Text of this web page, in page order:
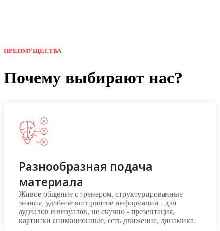
ПРЕИМУЩЕСТВА
Почему выбирают нас?
Разнообразная подача
материала
Живое общение с тренером, структурированные
знания, удобное восприятие информации - для
аудиалов и визуалов, не скучно - презентация,
картинки анимационные, есть движение, динамика.